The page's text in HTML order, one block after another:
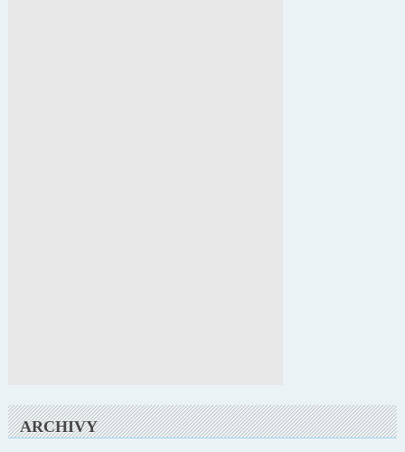
ARCHIVY